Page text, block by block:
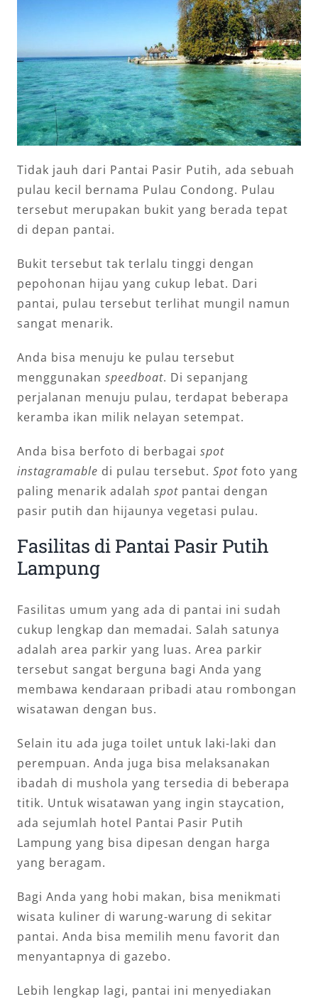
Tidak jauh dari Pantai Pasir Putih, ada sebuah
pulau kecil bernama Pulau Condong. Pulau
tersebut merupakan bukit yang berada tepat
di depan pantai.
Bukit tersebut tak terlalu tinggi dengan
pepohonan hijau yang cukup lebat. Dari
pantai, pulau tersebut terlihat mungil namun
sangat menarik.
Anda bisa menuju ke pulau tersebut
menggunakan speedboat. Di sepanjang
perjalanan menuju pulau, terdapat beberapa
keramba ikan milik nelayan setempat.
Anda bisa berfoto di berbagai spot
instagramable di pulau tersebut. Spot foto yang
paling menarik adalah spot pantai dengan
pasir putih dan hijaunya vegetasi pulau.
Fasilitas di Pantai Pasir Putih
Lampung
Fasilitas umum yang ada di pantai ini sudah
cukup lengkap dan memadai. Salah satunya
adalah area parkir yang luas. Area parkir
tersebut sangat berguna bagi Anda yang
membawa kendaraan pribadi atau rombongan
wisatawan dengan bus.
Selain itu ada juga toilet untuk laki-laki dan
perempuan. Anda juga bisa melaksanakan
ibadah di mushola yang tersedia di beberapa
titik. Untuk wisatawan yang ingin staycation,
ada sejumlah hotel Pantai Pasir Putih
Lampung yang bisa dipesan dengan harga
yang beragam.
Bagi Anda yang hobi makan, bisa menikmati
wisata kuliner di warung-warung di sekitar
pantai. Anda bisa memilih menu favorit dan
menyantapnya di gazebo.
Lebih lengkap lagi, pantai ini menyediakan